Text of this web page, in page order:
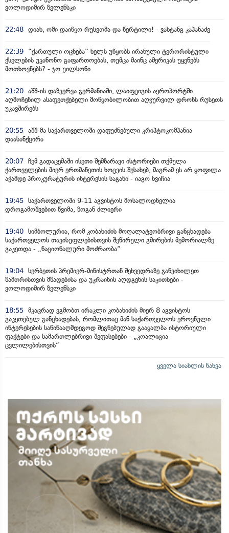
ვოლოდიმირ ზელენსკი
22:48 დიახ, ომი დაიწყო რუსეთმა და წერტილი! - ვახტანგ კაპანაძე
22:39
“ქართული ოცნება” ხელს უწყობს ირანული ტერორისტული
ქსელების უკანონო გაფართოებას, თუმცა მაინც ამერიკას უყენებს
მოთხოვნებს? - ჯო უილსონი
21:20 აშშ-ის დაზვერვა გერმანიაში, ლაიფციგის აეროპორტში
აღმოჩენილ ასაფეთქებელი მოწყობილობით აღჭურვილ დრონს რუსეთს
უკავშირებს
20:55 აშშ-მა საქართველოში დაფუძნებული კრიპტოკომპანია
დაასანქცირა
20:07 ჩემ გადაცემაში ისეთი შემზარავი ისტორიები თქმულა
ქართველების მიერ ერთმანეთის ხოცვის შესახებ, მაგრამ ეს არ ყოფილა
აქამდე პროკურატურის ინტერესის საგანი - იაგო ხვიჩია
19:45 საქართველოში 9-11 აგვისტოს მოსალოდნელია
დროგამოშვებით წვიმა, ზოგან ძლიერი
19:40 სიმბოლურია, რომ კობახიძის მოღალატეობრივი განცხადება
საქართველოს თავისუფლებისთვის შეწირული გმირების მემორიალზე
გაკეთდა - „ნაციონალური მოძრაობა“
19:04 სერბეთის პრემიერ-მინისტრთან შეხვედრაზე განვიხილეთ
ზამთრისთვის მზადებისა და უკრაინის აღდგენის საკითხები -
ვოლოდიმირ ზელენსკი
18:55 მკაცრად ვგმობთ ირაკლი კობახიძის მიერ 8 აგვისტოს
გაკეთებულ განცხადებას, რომლითაც მან საქართველოს ეროვნული
ინტერესების საწინააღმდეგოდ შეგნებულად გააყალბა ისტორიული
ფაქტები და სამართლებრივი შეფასებები - „კოალიცია
ცვლილებისთვის“
ყველა სიახლის ნახვა